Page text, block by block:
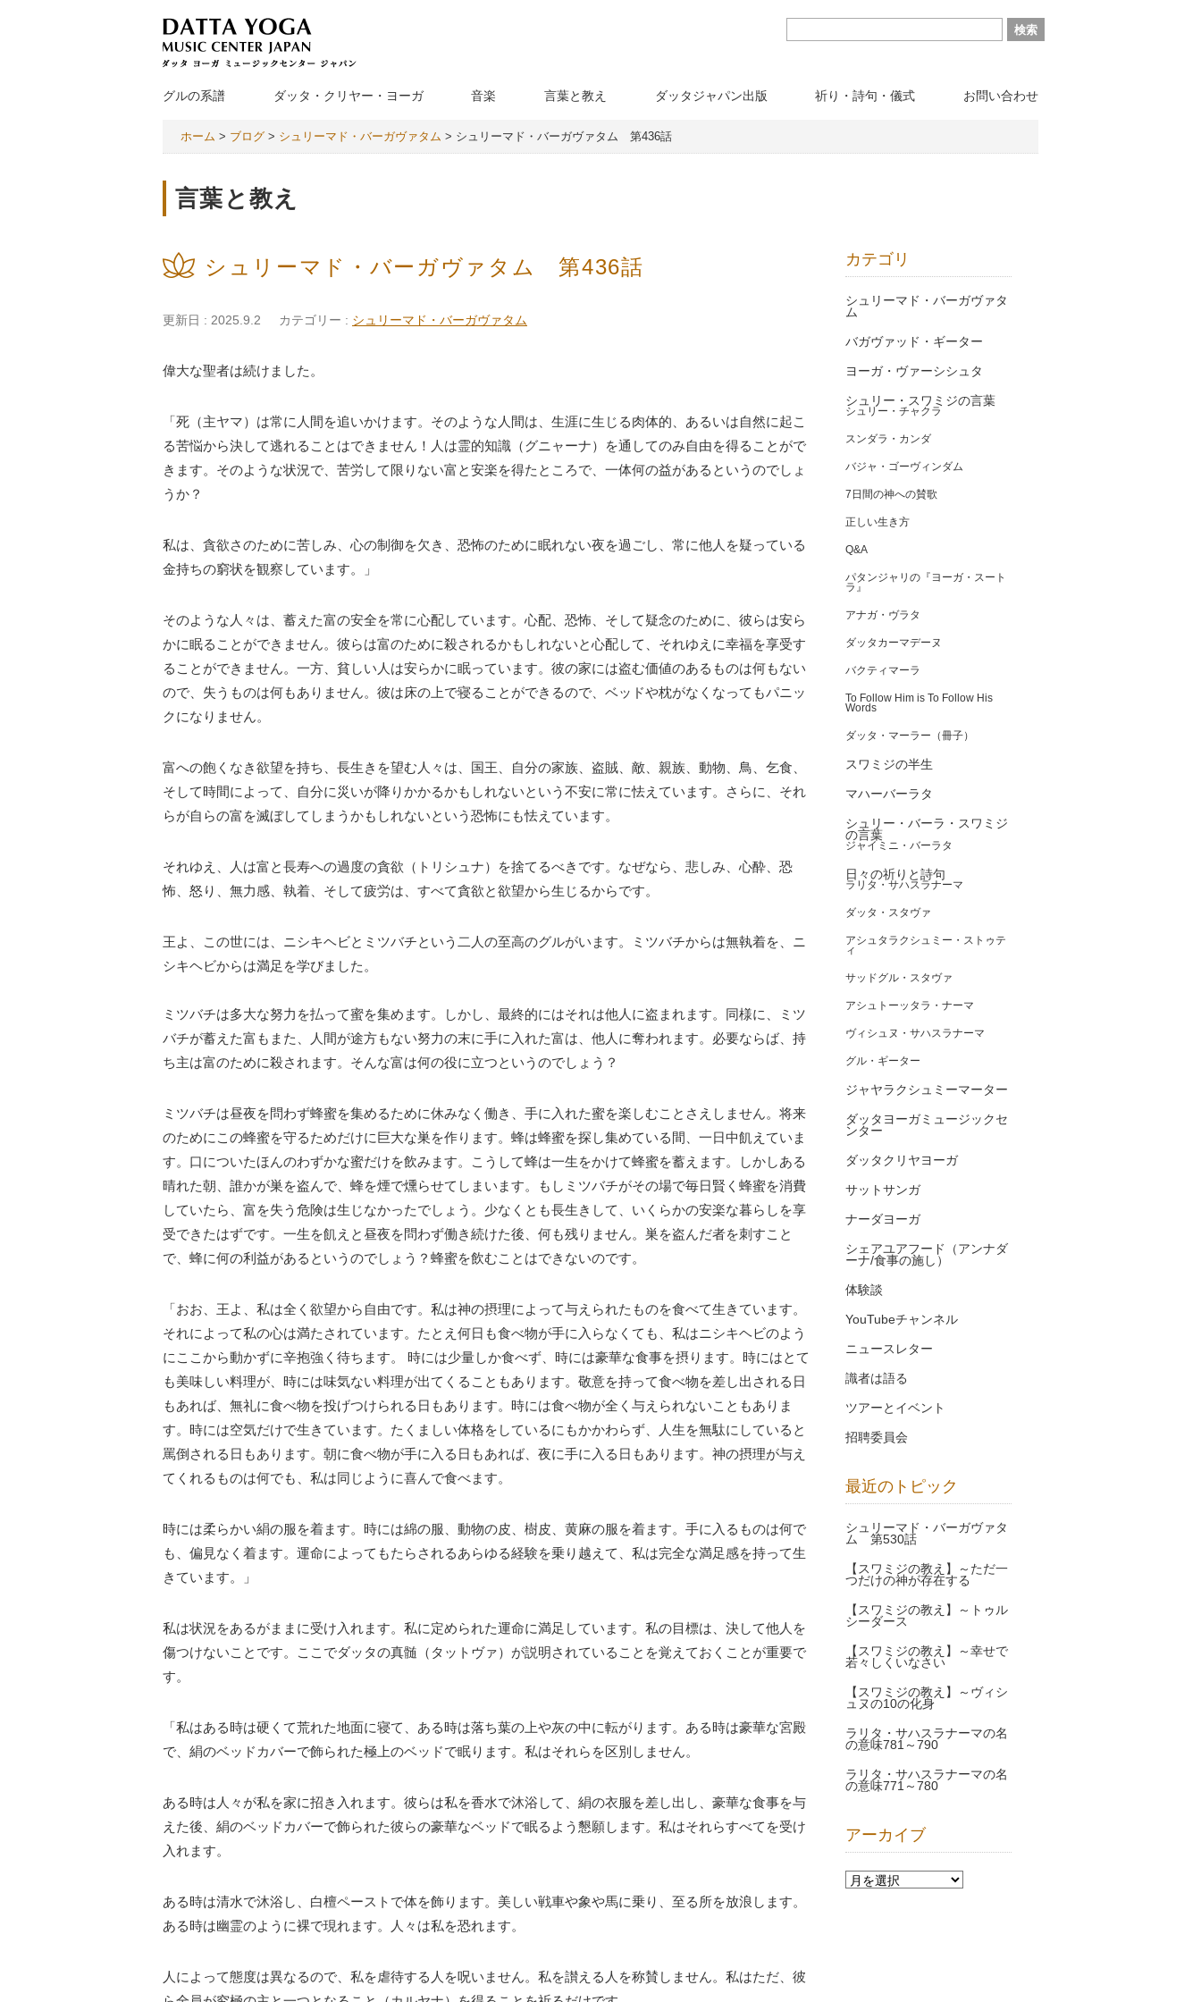
グルの系譜 ダッタ・クリヤー・ヨーガ 音楽 言葉と教え ダッタジャパン出版 祈り・詩句・儀式 お問い合わせ
ホーム > ブログ> シュリーマド・バーガヴァタム > シュリーマド・バーガヴァタム 第436話
言葉と教え
シュリーマド・バーガヴァタム 第436話
更新日 : 2025.9.2 カテゴリー : シュリーマド・バーガヴァタム
偉大な聖者は続けました。
「死（主ヤマ）は常に人間を追いかけます。そのような人間は、生涯に生じる肉体的、あるいは自然に起こ
る苦悩から決して逃れることはできません！人は霊的知識（グニャーナ）を通してのみ自由を得ることがで
きます。そのような状況で、苦労して限りない富と安楽を得たところで、一体何の益があるというのでしょ
うか？
私は、貪欲さのために苦しみ、心の制御を欠き、恐怖のために眠れない夜を過ごし、常に他人を疑っている
金持ちの窮状を観察しています。」
そのような人々は、蓄えた富の安全を常に心配しています。心配、恐怖、そして疑念のために、彼らは安ら
かに眠ることができません。彼らは富のために殺されるかもしれないと心配して、それゆえに幸福を享受す
ることができません。一方、貧しい人は安らかに眠っています。彼の家には盗む価値のあるものは何もない
ので、失うものは何もありません。彼は床の上で寝ることができるので、ベッドや枕がなくなってもパニッ
クになりません。
富への飽くなき欲望を持ち、長生きを望む人々は、国王、自分の家族、盗賊、敵、親族、動物、鳥、乞食、
そして時間によって、自分に災いが降りかかるかもしれないという不安に常に怯えています。さらに、それ
らが自らの富を滅ぼしてしまうかもしれないという恐怖にも怯えています。
それゆえ、人は富と長寿への過度の貪欲（トリシュナ）を捨てるべきです。なぜなら、悲しみ、心酔、恐
怖、怒り、無力感、執着、そして疲労は、すべて貪欲と欲望から生じるからです。
王よ、この世には、ニシキヘビとミツバチという二人の至高のグルがいます。ミツバチからは無執着を、ニ
シキヘビからは満足を学びました。
ミツバチは多大な努力を払って蜜を集めます。しかし、最終的にはそれは他人に盗まれます。同様に、ミツ
バチが蓄えた富もまた、人間が途方もない努力の末に手に入れた富は、他人に奪われます。必要ならば、持
ち主は富のために殺されます。そんな富は何の役に立つというのでしょう？
ミツバチは昼夜を問わず蜂蜜を集めるために休みなく働き、手に入れた蜜を楽しむことさえしません。将来
のためにこの蜂蜜を守るためだけに巨大な巣を作ります。蜂は蜂蜜を探し集めている間、一日中飢えていま
す。口についたほんのわずかな蜜だけを飲みます。こうして蜂は一生をかけて蜂蜜を蓄えます。しかしある
晴れた朝、誰かが巣を盗んで、蜂を煙で燻らせてしまいます。もしミツバチがその場で毎日賢く蜂蜜を消費
していたら、富を失う危険は生じなかったでしょう。少なくとも長生きして、いくらかの安楽な暮らしを享
受できたはずです。一生を飢えと昼夜を問わず働き続けた後、何も残りません。巣を盗んだ者を刺すこと
で、蜂に何の利益があるというのでしょう？蜂蜜を飲むことはできないのです。
「おお、王よ、私は全く欲望から自由です。私は神の摂理によって与えられたものを食べて生きています。
それによって私の心は満たされています。たとえ何日も食べ物が手に入らなくても、私はニシキヘビのよう
にここから動かずに辛抱強く待ちます。 時には少量しか食べず、時には豪華な食事を摂ります。時にはとて
も美味しい料理が、時には味気ない料理が出てくることもあります。敬意を持って食べ物を差し出される日
もあれば、無礼に食べ物を投げつけられる日もあります。時には食べ物が全く与えられないこともありま
す。時には空気だけで生きています。たくましい体格をしているにもかかわらず、人生を無駄にしていると
罵倒される日もあります。朝に食べ物が手に入る日もあれば、夜に手に入る日もあります。神の摂理が与え
てくれるものは何でも、私は同じように喜んで食べます。
時には柔らかい絹の服を着ます。時には綿の服、動物の皮、樹皮、黄麻の服を着ます。手に入るものは何で
も、偏見なく着ます。運命によってもたらされるあらゆる経験を乗り越えて、私は完全な満足感を持って生
きています。」
私は状況をあるがままに受け入れます。私に定められた運命に満足しています。私の目標は、決して他人を
傷つけないことです。ここでダッタの真髄（タットヴァ）が説明されていることを覚えておくことが重要で
す。
「私はある時は硬くて荒れた地面に寝て、ある時は落ち葉の上や灰の中に転がります。ある時は豪華な宮殿
で、絹のベッドカバーで飾られた極上のベッドで眠ります。私はそれらを区別しません。
ある時は人々が私を家に招き入れます。彼らは私を香水で沐浴して、絹の衣服を差し出し、豪華な食事を与
えた後、絹のベッドカバーで飾られた彼らの豪華なベッドで眠るよう懇願します。私はそれらすべてを受け
入れます。
ある時は清水で沐浴し、白檀ペーストで体を飾ります。美しい戦車や象や馬に乗り、至る所を放浪します。
ある時は幽霊のように裸で現れます。人々は私を恐れます。
人によって態度は異なるので、私を虐待する人を呪いません。私を讃える人を称賛しません。私はただ、彼
カテゴリ
シュリーマド・バーガヴァタ
ム
バガヴァッド・ギーター
ヨーガ・ヴァーシシュタ
シュリー・スワミジの言葉
シュリー・チャクラ
スンダラ・カンダ
バジャ・ゴーヴィンダム
7日間の神への賛歌
正しい生き方
Q&A
パタンジャリの『ヨーガ・スート
ラ』
アナガ・ヴラタ
ダッタカーマデーヌ
バクティマーラ
To Follow Him is To Follow His
Words
ダッタ・マーラー（冊子）
スワミジの半生
マハーバーラタ
シュリー・バーラ・スワミジ
の言葉
ジャイミニ・バーラタ
日々の祈りと詩句
ラリタ・サハスラナーマ
ダッタ・スタヴァ
アシュタラクシュミー・ストゥテ
ィ
サッドグル・スタヴァ
アシュトーッタラ・ナーマ
ヴィシュヌ・サハスラナーマ
グル・ギーター
ジャヤラクシュミーマーター
ダッタヨーガミュージックセ
ンター
ダッタクリヤヨーガ
サットサンガ
ナーダヨーガ
シェアユアフード（アンナダ
ーナ/食事の施し）
体験談
YouTubeチャンネル
ニュースレター
識者は語る
ツアーとイベント
招聘委員会
最近のトピック
シュリーマド・バーガヴァタ
ム 第530話
【スワミジの教え】～ただ一
つだけの神が存在する
【スワミジの教え】～トゥル
シーダース
【スワミジの教え】～幸せで
若々しくいなさい
【スワミジの教え】～ヴィシ
ュヌの10の化身
ラリタ・サハスラナーマの名
の意味781～790
ラリタ・サハスラナーマの名
の意味771～780
アーカイブ